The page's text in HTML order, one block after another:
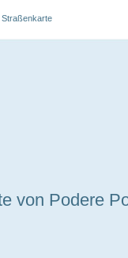
Straßenkarte
von Podere